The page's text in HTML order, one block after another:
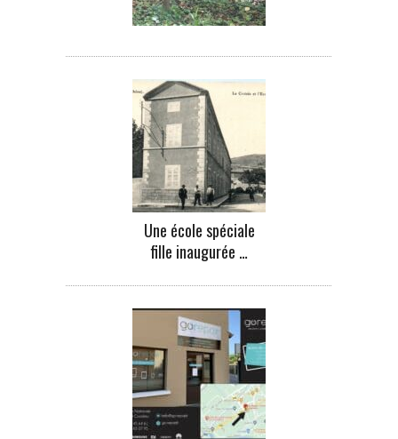
Une école spéciale
fille inaugurée …